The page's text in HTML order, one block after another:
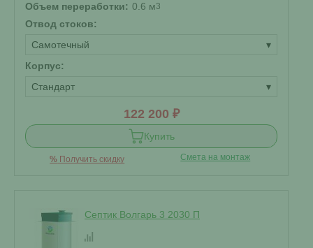
Объем переработки: 0.6 м3
Отвод стоков:
Самотечный
▾
Корпус:
Стандарт
▾
122 200 ₽
Купить
% Получить скидку Смета на монтаж
Септик Волгарь 3 2030 П